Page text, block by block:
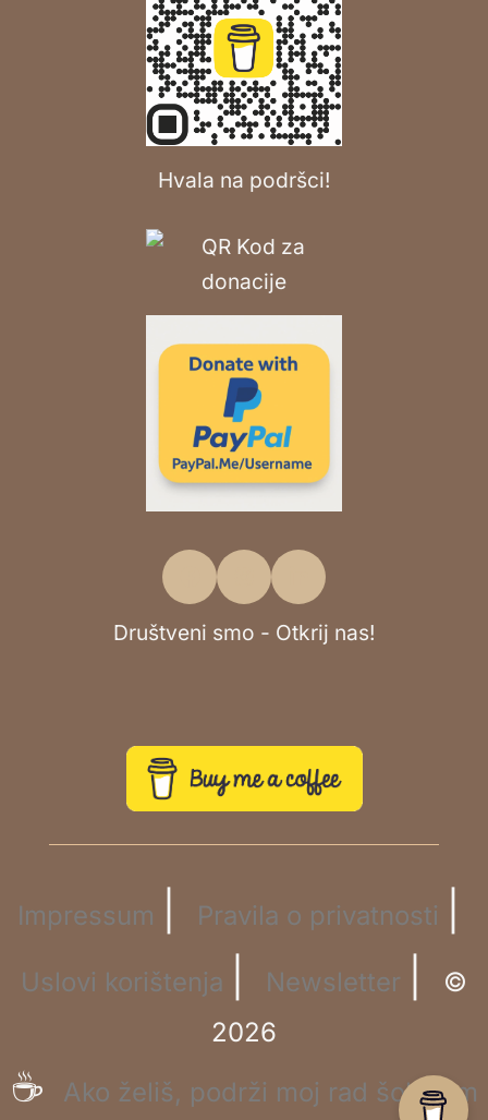
Hvala na podršci!
Društveni smo - Otkrij nas!
Impressum Pravila o privatnosti
Uslovi korištenja Newsletter
©
2026
☕ Ako želiš, podrži moj rad šoljicom